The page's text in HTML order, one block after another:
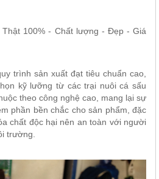
100% - Chất lượng - Đẹp - Giá
trình sản xuất đạt tiêu chuẩn cao,
kỹ lưỡng từ các trại nuôi cá sấu
theo công nghệ cao, mang lại sự
phần bền chắc cho sản phẩm, đặc
chất độc hại nên an toàn với người
trường.